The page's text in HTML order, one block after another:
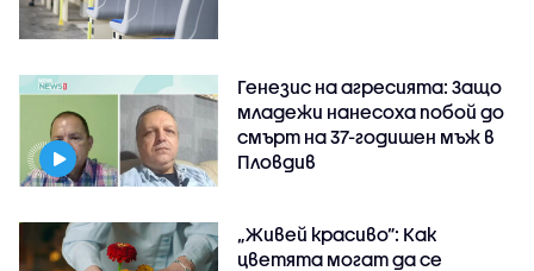
Генезис на агресията: Защо
младежи нанесоха побой до
смърт на 37-годишен мъж в
Пловдив
„Живей красиво”: Как
цветята могат да се